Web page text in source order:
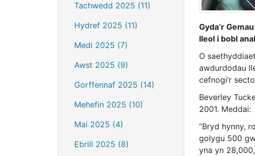
Tachwedd 2025 (11)
Hydref 2025 (11)
Medi 2025 (7)
Awst 2025 (9)
Gorffennaf 2025 (14)
Mehefin 2025 (10)
Mai 2025 (4)
Ebrill 2025 (8)
Gyda’r
lleol i bobl
O
awdurdodau
cefnogi’r
Beverley
2001. Meddai:
“Bryd hynny,
golygu 500
yna yn